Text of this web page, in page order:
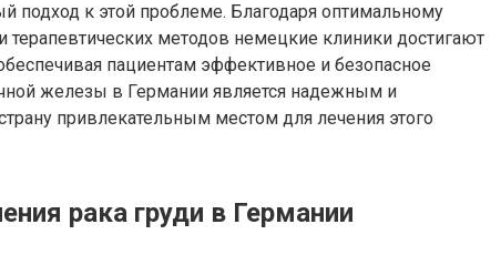
подход к этой проблеме. Благодаря оптимальному
терапевтических методов немецкие клиники достигают
пациентам эффективное и безопасное
железы в Германии является надежным и
привлекательным местом для лечения этого
рака груди в Германии